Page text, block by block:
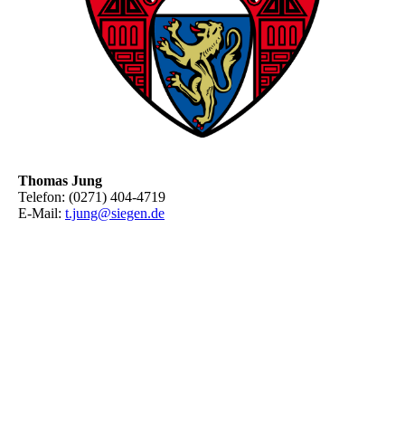
Thomas Jung
Telefon: (0271) 404-4719
E-Mail: t.jung@siegen.de